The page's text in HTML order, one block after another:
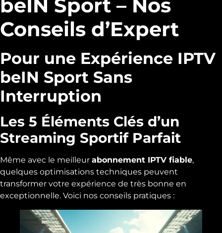
beIN Sport – Nos
Conseils d’Expert
Pour une Expérience IPTV
beIN Sport Sans
Interruption
Les 5 Éléments Clés d’un
Streaming Sportif Parfait
Même avec le meilleur abonnement IPTV fiable,
quelques optimisations techniques peuvent
transformer votre expérience de très bonne en
exceptionnelle. Voici nos conseils pratiques :